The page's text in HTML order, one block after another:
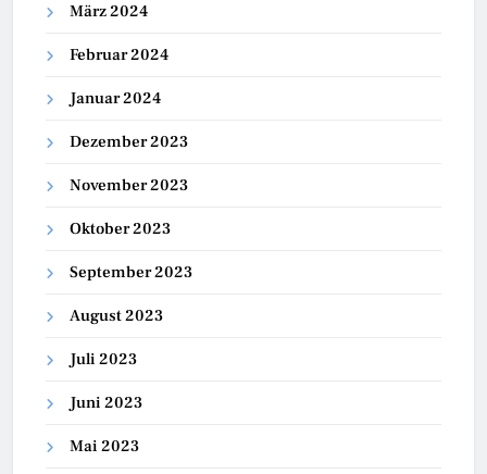
März 2024
Februar 2024
Januar 2024
Dezember 2023
November 2023
Oktober 2023
September 2023
August 2023
Juli 2023
Juni 2023
Mai 2023